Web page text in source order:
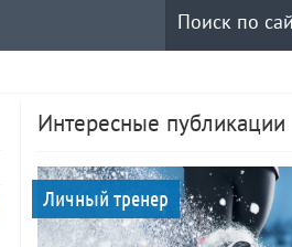
Интересные публикации
Личный тренер